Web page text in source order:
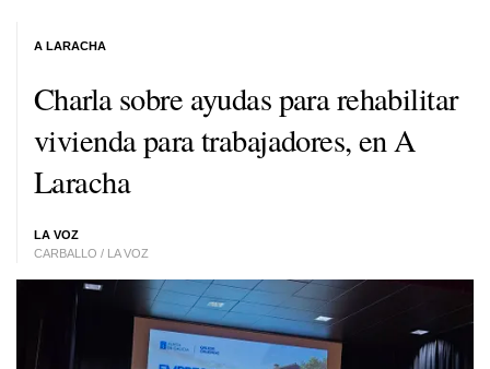
Charla sobre ayudas para rehabilitar
vivienda para trabajadores, en A
Laracha
LA VOZ
CARBALLO / LA VOZ
A LARACHA